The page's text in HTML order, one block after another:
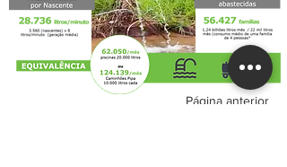
Página anterior